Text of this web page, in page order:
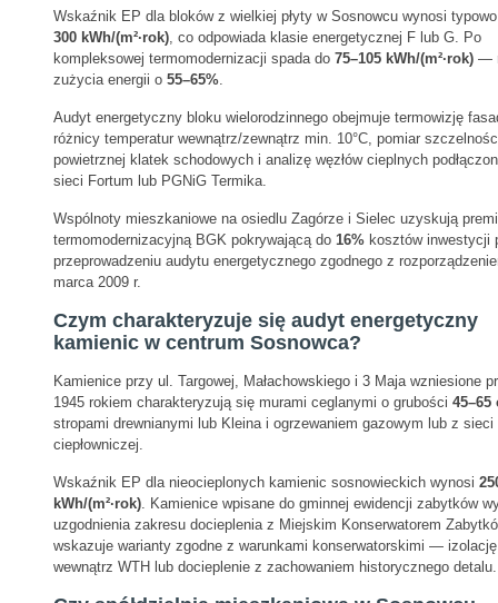
Wskaźnik EP dla bloków z wielkiej płyty w Sosnowcu wynosi
300 kWh/(m²·rok), co odpowiada klasie energetycznej F lub G. Po
kompleksowej termomodernizacji spada do 75–105 kWh/(m²·rok)—
zużycia energii o 55–65%.
Audyt energetyczny bloku wielorodzinnego obejmuje termowizję
różnicy temperatur wewnątrz/zewnątrz min. 10°C, pomiar
powietrznej klatek schodowych i analizę węzłów cieplnych
sieci Fortum lub PGNiG Termika.
Wspólnoty mieszkaniowe na osiedlu Zagórze i Sielec uzyskują
termomodernizacyjną BGK pokrywającą do 16%kosztów inwestycji
przeprowadzeniu audytu energetycznego zgodnego z
marca 2009 r.
Czym charakteryzuje się audyt energetyczny
kamienic w centrum Sosnowca?
Kamienice przy ul. Targowej, Małachowskiego i 3 Maja wzniesione
1945 rokiem charakteryzują się murami ceglanymi o grubości 45–65
stropami drewnianymi lub Kleina i ogrzewaniem gazowym lub z sieci
ciepłowniczej.
Wskaźnik EP dla nieocieplonych kamienic sosnowieckich wynosi
kWh/(m²·rok). Kamienice wpisane do gminnej ewidencji zabytków
uzgodnienia zakresu docieplenia z Miejskim Konserwatorem
wskazuje warianty zgodne z warunkami konserwatorskimi —
wewnątrz WTH lub docieplenie z zachowaniem historycznego detalu.